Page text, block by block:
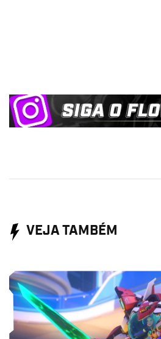
VEJA TAMBÉM